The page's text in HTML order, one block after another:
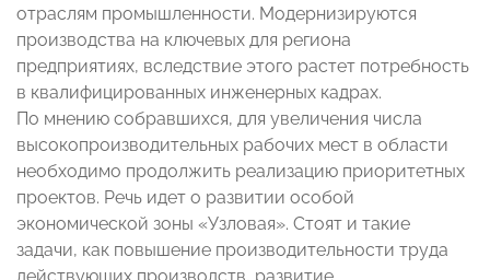
отраслям промышленности. Модернизируются
производства на ключевых для региона
предприятиях, вследствие этого растет потребность
в квалифицированных инженерных кадрах.
По мнению собравшихся, для увеличения числа
высокопроизводительных рабочих мест в области
необходимо продолжить реализацию приоритетных
проектов. Речь идет о развитии особой
экономической зоны «Узловая». Стоят и такие
задачи, как повышение производительности труда